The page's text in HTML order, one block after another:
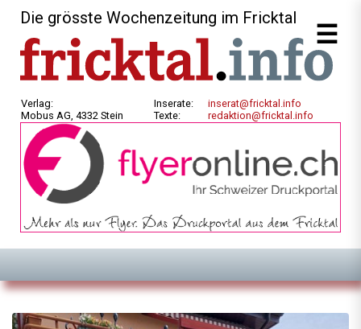
Die grösste Wochenzeitung im Fricktal
Verlag:
Mobus AG, 4332 Stein
Inserate:
Texte:
inserat@fricktal.info
redaktion@fricktal.info